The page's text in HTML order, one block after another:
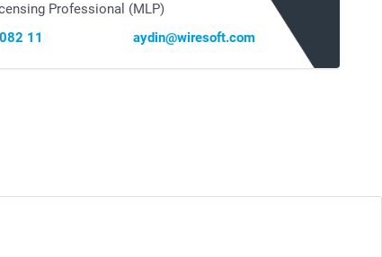
Professional (MLP)
11
aydin@wiresoft.com